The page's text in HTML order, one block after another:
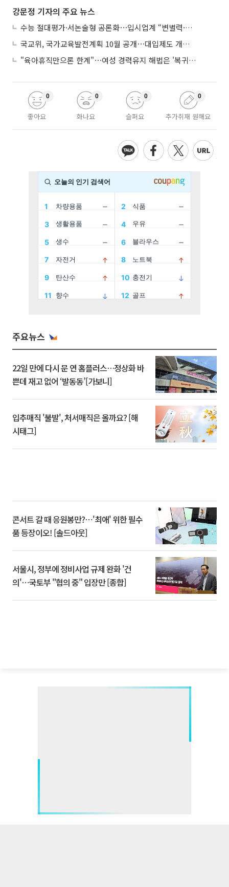
강문정 기자의 주요 뉴스
수능 절대평가·서논술형 공론화⋯입시업계 “변별력·사교육 대책 먼저”
국교위, 국가교육발전계획 10월 공개⋯대입제도 개편 공론화 추진
"육아휴직만으론 한계"⋯여성 경력유지 해법은 '복귀 후 유연근무’
좋아요
0
화나요
0
슬퍼요
0
추가취재 원해요
0
주요뉴스
22일 만에 다시 문 연 홈플러스…정상화 바
쁜데 재고 없어 ‘발동동’[가보니]
입추매직 '불발', 처서매직은 올까요? [해
시태그]
콘서트 갈 때 응원봉만?⋯'최애' 위한 필수
품 등장이오! [솔드아웃]
서울시, 정부에 정비사업 규제 완화 '건
의'⋯국토부 "협의 중" 입장만 [종합]